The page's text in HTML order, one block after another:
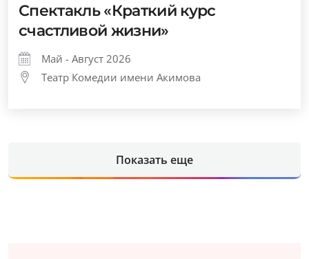
Спектакль «Краткий курс
счастливой жизни»
Май - Август 2026
Театр Комедии имени Акимова
Показать еще